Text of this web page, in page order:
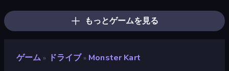
もっとゲームを見る
ゲーム » ドライブ » Monster Kart